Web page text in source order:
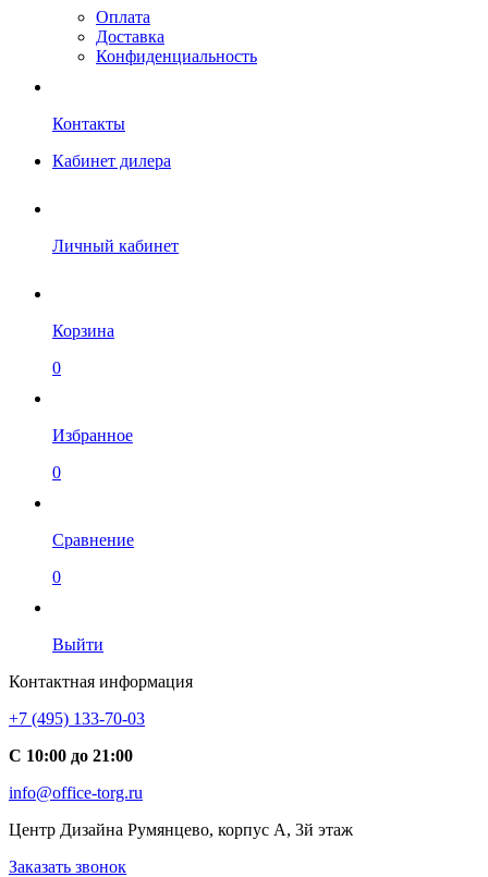
Оплата
Доставка
Конфиденциальность
Контакты
Кабинет дилера
Личный кабинет
Корзина
0
Избранное
0
Сравнение
0
Выйти
Контактная информация
+7 (495) 133-70-03
С 10:00 до 21:00
info@office-torg.ru
Центр Дизайна Румянцево, корпус А, 3й этаж
Заказать звонок